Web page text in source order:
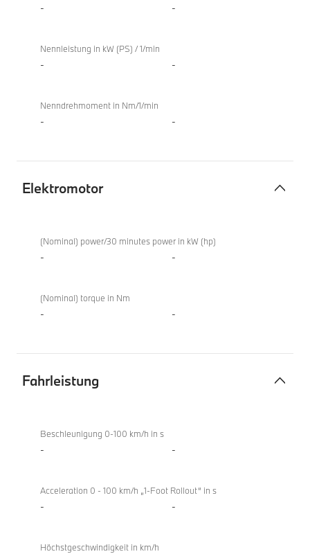
- -
Nennleistung in kW (PS) / 1/min
- -
Nenndrehmoment in Nm/1/min
- -
Elektromotor
xDrive20i
(Nominal) power/30 minutes power in kW (hp)
- -
(Nominal) torque in Nm
- -
Fahrleistung
xDrive20i
Beschleunigung 0-100 km/h in s
- -
Acceleration 0 - 100 km/h „1-Foot Rollout“ in s
- -
Höchstgeschwindigkeit in km/h